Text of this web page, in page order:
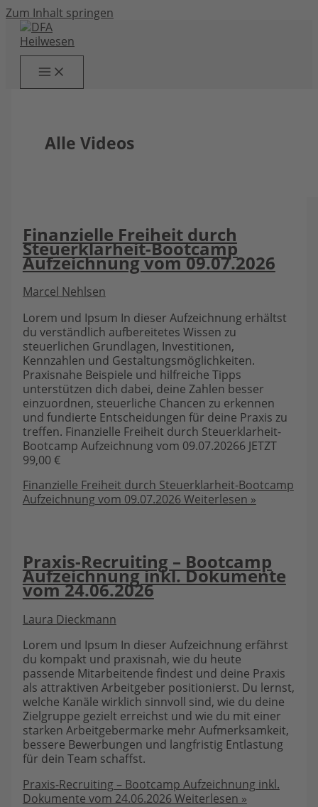
Zum Inhalt springen
Alle Videos
Finanzielle Freiheit durch
Steuerklarheit-Bootcamp
Aufzeichnung vom 09.07.2026
Marcel Nehlsen
Lorem und Ipsum In dieser Aufzeichnung erhältst
du verständlich aufbereitetes Wissen zu
steuerlichen Grundlagen, Investitionen,
Kennzahlen und Gestaltungsmöglichkeiten.
Praxisnahe Beispiele und hilfreiche Tipps
unterstützen dich dabei, deine Zahlen besser
einzuordnen, steuerliche Chancen zu erkennen
und fundierte Entscheidungen für deine Praxis zu
treffen. Finanzielle Freiheit durch Steuerklarheit-
Bootcamp Aufzeichnung vom 09.07.20266 JETZT
99,00 €
Finanzielle Freiheit durch Steuerklarheit-Bootcamp
Aufzeichnung vom 09.07.2026Weiterlesen »
Praxis-Recruiting – Bootcamp
Aufzeichnung inkl. Dokumente
vom 24.06.2026
Laura Dieckmann
Lorem und Ipsum In dieser Aufzeichnung erfährst
du kompakt und praxisnah, wie du heute
passende Mitarbeitende findest und deine Praxis
als attraktiven Arbeitgeber positionierst. Du lernst,
welche Kanäle wirklich sinnvoll sind, wie du deine
Zielgruppe gezielt erreichst und wie du mit einer
starken Arbeitgebermarke mehr Aufmerksamkeit,
bessere Bewerbungen und langfristig Entlastung
für dein Team schaffst.
Praxis-Recruiting – Bootcamp Aufzeichnung inkl.
Dokumente vom 24.06.2026Weiterlesen »